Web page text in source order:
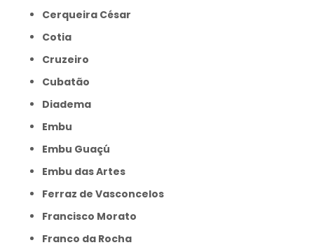
Cerqueira César
Cotia
Cruzeiro
Cubatão
Diadema
Embu
Embu Guaçú
Embu das Artes
Ferraz de Vasconcelos
Francisco Morato
Franco da Rocha